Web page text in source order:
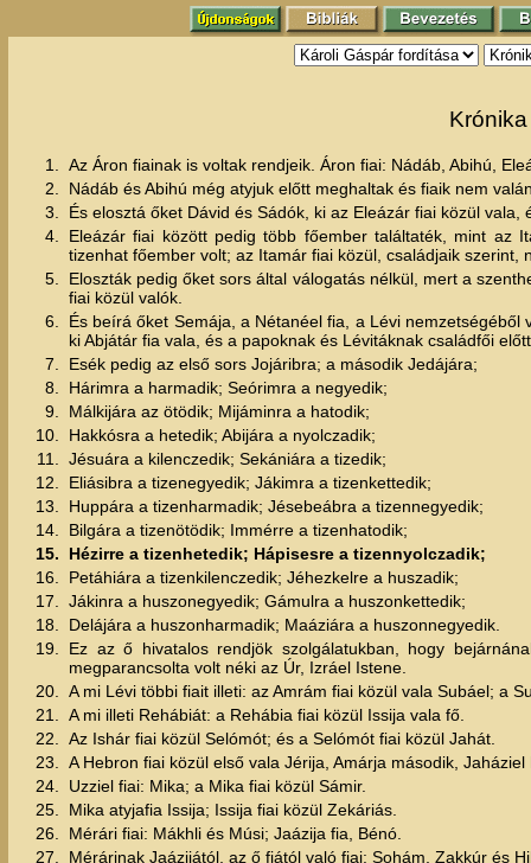
1.
Az Áron fiainak is voltak rendjeik. Áron fiai: Nádáb, Abihú,
2.
Nádáb és Abihú még atyjuk előtt meghaltak és fiaik nem
3.
És elosztá őket Dávid és Sádók, ki az Eleázár fiai közül
4.
Eleázár fiai között pedig több főember találtaték, mint az
tizenhat főember volt; az Itamár fiai közül, családjaik szerint,
5.
Eloszták pedig őket sors által válogatás nélkül, mert a
fiai közül valók.
6.
És beírá őket Semája, a Nétanéel fia, a Lévi
ki Abjátár fia vala, és a papoknak és Lévitáknak családfői
7.
Esék pedig az első sors Jojáribra; a második Jedájára;
8.
Hárimra a harmadik; Seórimra a negyedik;
9.
Málkijára az ötödik; Mijáminra a hatodik;
10.
Hakkósra a hetedik; Abijára a nyolczadik;
11.
Jésuára a kilenczedik; Sekániára a tizedik;
12.
Eliásibra a tizenegyedik; Jákimra a tizenkettedik;
13.
Huppára a tizenharmadik; Jésebeábra a tizennegyedik;
14.
Bilgára a tizenötödik; Immérre a tizenhatodik;
15.
Hézirre a tizenhetedik; Hápisesre a tizennyolczadik;
16.
Petáhiára a tizenkilenczedik; Jéhezkelre a huszadik;
17.
Jákinra a huszonegyedik; Gámulra a huszonkettedik;
18.
Delájára a huszonharmadik; Maáziára a huszonnegyedik.
19.
Ez az ő hivatalos rendjök szolgálatukban, hogy
megparancsolta volt néki az Úr, Izráel Istene.
20.
A mi Lévi többi fiait illeti: az Amrám fiai közül vala Subáel; a
21.
A mi illeti Rehábiát: a Rehábia fiai közül Issija vala fő.
22.
Az Ishár fiai közül Selómót; és a Selómót fiai közül Jahát.
23.
A Hebron fiai közül első vala Jérija, Amárja második,
24.
Uzziel fiai: Mika; a Mika fiai közül Sámir.
25.
Mika atyjafia Issija; Issija fiai közül Zekáriás.
26.
Mérári fiai: Mákhli és Músi; Jaázija fia, Bénó.
27.
Mérárinak Jaázijától, az ő fiától való fiai: Sohám, Zakkúr és